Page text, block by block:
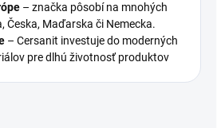
– značka pôsobí na mnohých
Česka, Maďarska či Nemecka.
– Cersanit investuje do moderných
pre dlhú životnosť produktov